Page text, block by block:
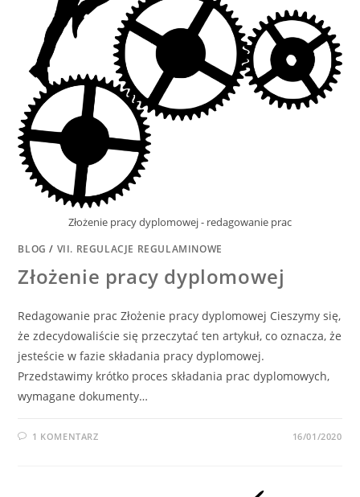
Złożenie pracy dyplomowej - redagowanie prac
BLOG / VII. REGULACJE REGULAMINOWE
Złożenie pracy dyplomowej
Redagowanie prac Złożenie pracy dyplomowej Cieszymy się,
że zdecydowaliście się przeczytać ten artykuł, co oznacza, że
jesteście w fazie składania pracy dyplomowej.
Przedstawimy krótko proces składania prac dyplomowych,
wymagane dokumenty…
1 KOMENTARZ 16/01/2020